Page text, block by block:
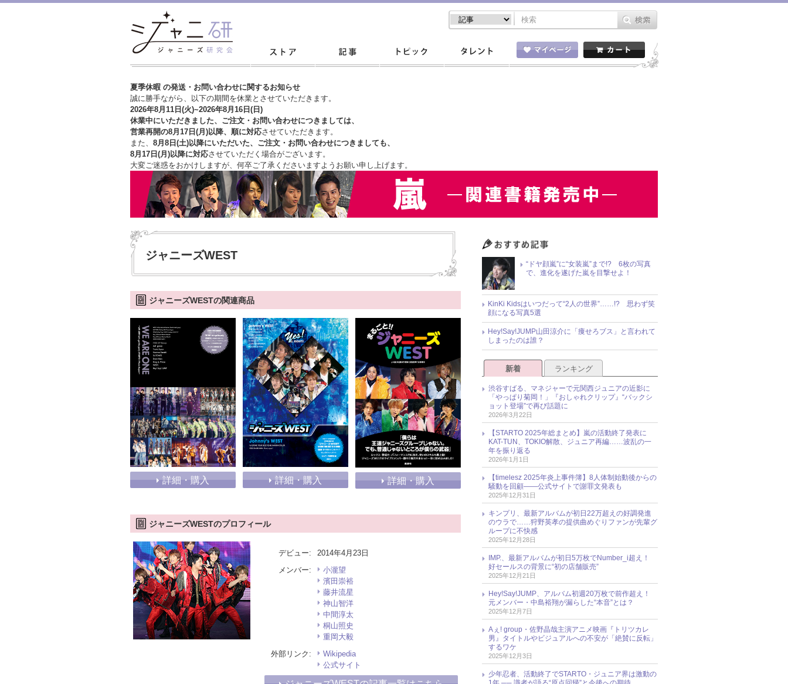
夏季休暇 の発送・お問い合わせに関するお知らせ
誠に勝手ながら、以下の期間を休業とさせていただきます。
2026年8月11日(火)~2026年8月16日(日)
休業中にいただきました、ご注文・お問い合わせにつきましては、
営業再開の8月17日(月)以降、順に対応させていただきます。
また、 8月8日(土)以降にいただいた、ご注文・ お問い合わせにつきましても、
8月17日(月)以降に対応させていただく場合がございます。
大変ご迷惑をおかけしますが、 何卒ご了承くださいますようお願い申し上げます。
ジャニーズWEST
ジャニーズWESTの関連商品
詳細・購入 詳細・購入 詳細・購入
ジャニーズWESTのプロフィール
デビュー:
2014年4月23日
メンバー:
小瀧望
濱田崇裕
藤井流星
神山智洋
中間淳太
桐山照史
重岡大毅
外部リンク:
Wikipedia
公式サイト
“ドヤ顔嵐”に“女装嵐”まで!? 6枚の写真
で、進化を遂げた嵐を目撃せよ！
KinKi Kidsはいつだって“2人の世界”……!? 思わず笑
顔になる写真5選
Hey!Say!JUMP山田涼介に「痩せろブス」と言われて
しまったのは誰？
新着 ランキング
渋谷すばる、マネジャーで元関西ジュニアの近影に
「やっぱり菊岡！」『おしゃれクリップ』“バックシ
ョット登場”で再び話題に
2026年3月22日
【STARTO 2025年総まとめ】嵐の活動終了発表に
KAT-TUN、TOKIO解散、ジュニア再編……波乱の一
年を振り返る
2026年1月1日
【timelesz 2025年炎上事件簿】8人体制始動後からの
騒動を回顧――公式サイトで謝罪文発表も
2025年12月31日
キンプリ、最新アルバムが初日22万超えの好調発進
のウラで……狩野英孝の提供曲めぐりファンが先輩グ
ループに不快感
2025年12月28日
IMP.、最新アルバムが初日5万枚でNumber_i超え！
好セールスの背景に“初の店舗販売”
2025年12月21日
Hey!Say!JUMP、アルバム初週20万枚で前作超え！
元メンバー・中島裕翔が漏らした“本音”とは？
2025年12月7日
Aぇ! group・佐野晶哉主演アニメ映画『トリツカレ
男』タイトルやビジュアルへの不安が「絶賛に反転」
するワケ
2025年12月3日
少年忍者、活動終了でSTARTO・ジュニア界は激動の